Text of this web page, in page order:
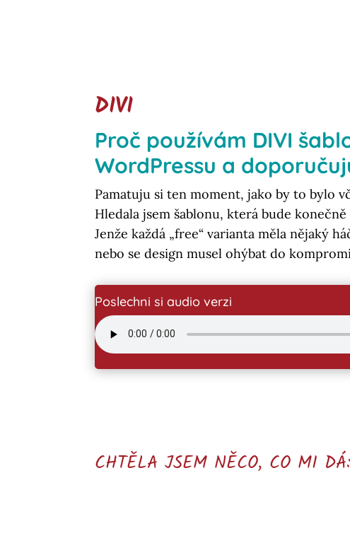
DIVI
Proč používám DIVI
WordPressu a
Pamatuju si ten moment, jako by to bylo
Hledala jsem šablonu, která bude konečně
Jenže každá „free“ varianta měla nějaký
nebo se design musel ohýbat do
Poslechni si audio verzi
CHTĚLA JSEM NĚCO, CO MI DÁ: